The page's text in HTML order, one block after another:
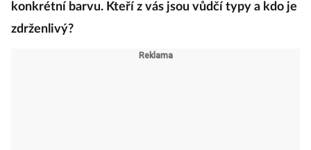
konkrétní barvu. Kteří z vás jsou vůdčí typy a kdo je
zdrženlivý?